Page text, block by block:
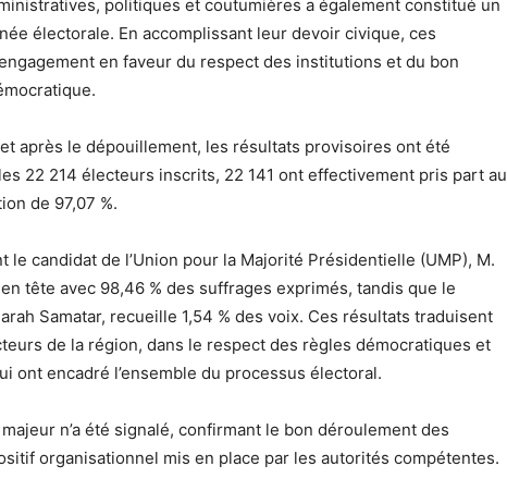
politiques et coutumières a également constitué un
électorale. En accomplissant leur devoir civique, ces
en faveur du respect des institutions et du bon
après le dépouillement, les résultats provisoires ont été
22 214 électeurs inscrits, 22 141 ont effectivement pris part au
de 97,07 %.
candidat de l’Union pour la Majorité Présidentielle (UMP), M.
tête avec 98,46 % des suffrages exprimés, tandis que le
Samatar, recueille 1,54 % des voix. Ces résultats traduisent
de la région, dans le respect des règles démocratiques et
ont encadré l’ensemble du processus électoral.
n’a été signalé, confirmant le bon déroulement des
organisationnel mis en place par les autorités compétentes.